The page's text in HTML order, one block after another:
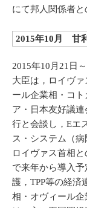
にて邦人関係者と
2015年10月 甘
2015年10月21日
大臣は，ロイヴ
ール企業相・コ
ア・日本友好議
行と会談し，Eエ
ス・システム（病
ロイヴァス首相
で来年から導入
護，TPP等の経済
相・オヴィール